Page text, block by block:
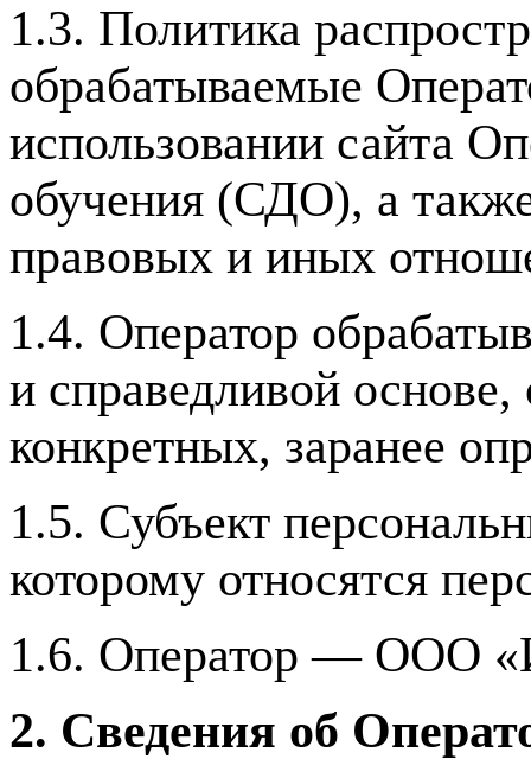
1.3. Политика
обрабатываемые
использовании сайта
обучения (СДО), а
правовых и иных
1.4. Оператор
и справедливой
конкретных, заранее
1.5. Субъект
которому относятся
1.6. Оператор — ООО
2. Сведения об